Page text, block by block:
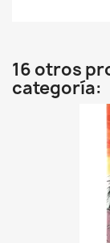
16 otros
categoría: